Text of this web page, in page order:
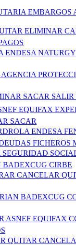
ELIMINAR
SACAR
EQUIFAX
SACAR
ENDESA
FICHEROS
BADEXCUG CIRBE
CANCELAR
BADEXCUG
ASNEF EQUIFAX
QUITAR